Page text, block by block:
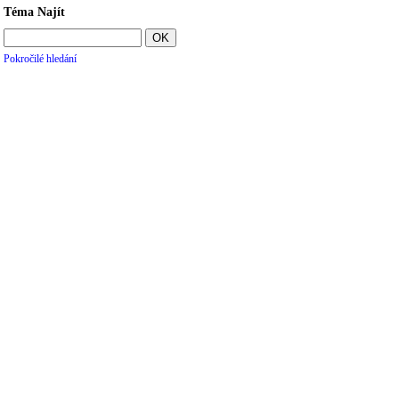
Téma Najít
Pokročilé hledání